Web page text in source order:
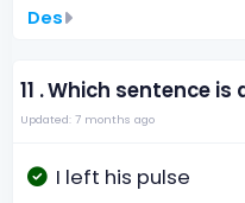
Des
11 .Which sentence is
Updated: 7 months ago
I left his pulse